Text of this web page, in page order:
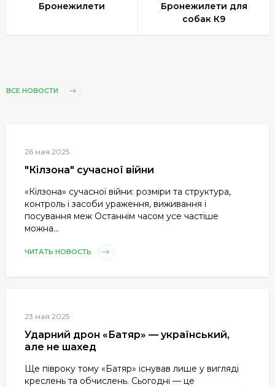
Бронежилети
Бронежилети для
собак К9
ВСЕ НОВОСТИ
26 мая 2025
"Кілзона" сучасної війни
«Кілзона» сучасної війни: розміри та структура,
контроль і засоби ураження, виживання і
посування меж Останнім часом усе частіше
можна...
ЧИТАТЬ НОВОСТЬ
23 мая 2025
Ударний дрон «Батяр» — український,
але не шахед
Ще півроку тому «Батяр» існував лише у вигляді
креслень та обчислень. Сьогодні — це